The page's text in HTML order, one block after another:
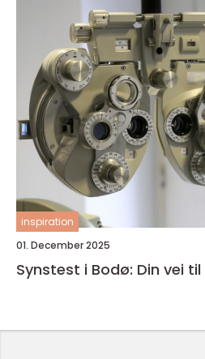
inspiration
01. December 2025
Synstest i Bodø: Din vei